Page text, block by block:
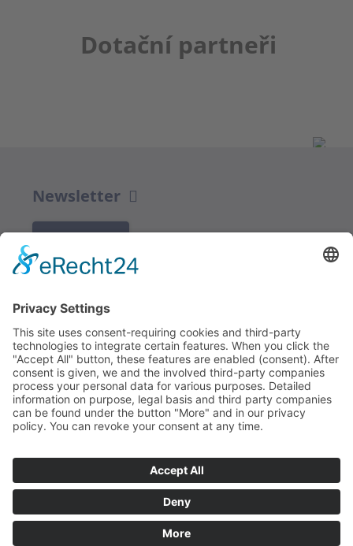
Dotační partneři
Newsletter
Redakce bbkult.net
Centrum Bavaria Bohemia (CeBB)
Dr. Veronika Hofinger
Freyung 1, 92539 Schönsee
Tel.:+49 (0)9674 / 92 48 78
veronika.hofinger@cebb.de
bbkult.net